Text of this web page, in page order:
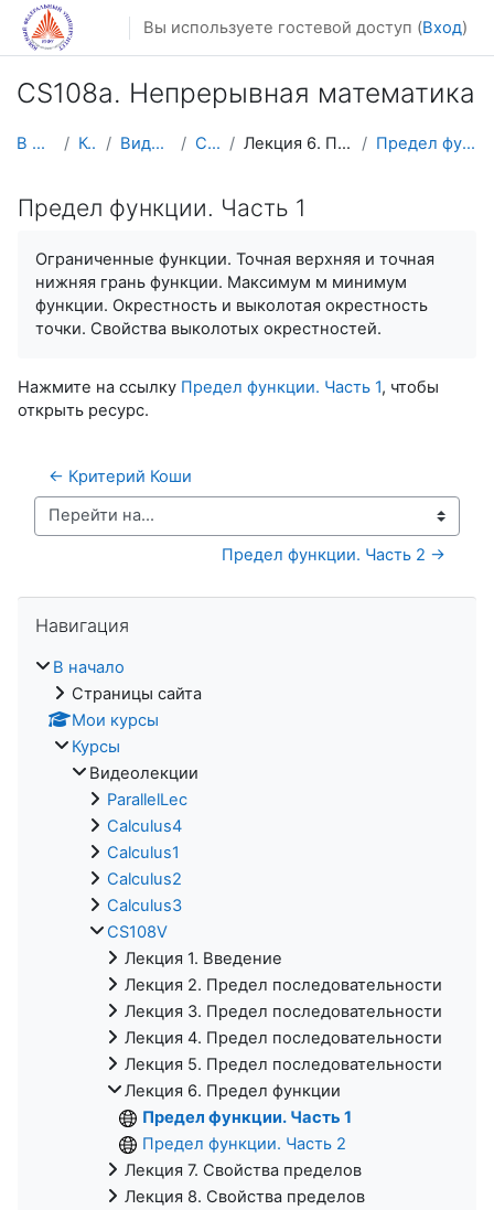
Перейти к основному содержанию
Вы используете гостевой доступ (Вход)
CS108a. Непрерывная математика
В начало Курсы Видеолекции CS108V Лекция 6. Предел функции Предел функции. Часть 1
Предел функции. Часть 1
Ограниченные функции. Точная верхняя и точная
нижняя грань функции. Максимум м минимум
функции. Окрестность и выколотая окрестность
точки. Свойства выколотых окрестностей.
Нажмите на ссылку Предел функции. Часть 1, чтобы
открыть ресурс.
← Критерий Коши
Перейти на...
Предел функции. Часть 2 →
Навигация
В начало
Страницы сайта
Мои курсы
Курсы
Видеолекции
ParallelLec
Calculus4
Calculus1
Calculus2
Calculus3
CS108V
Лекция 1. Введение
Лекция 2. Предел последовательности
Лекция 3. Предел последовательности
Лекция 4. Предел последовательности
Лекция 5. Предел последовательности
Лекция 6. Предел функции
Предел функции. Часть 1
Предел функции. Часть 2
Лекция 7. Свойства пределов
Лекция 8. Свойства пределов